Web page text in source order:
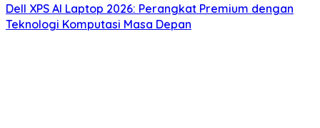
Dell XPS AI Laptop 2026: Perangkat Premium dengan
Teknologi Komputasi Masa Depan